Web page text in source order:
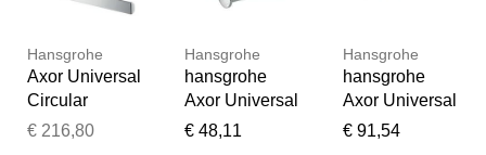
Hansgrohe
Axor Universal
Circular
Universal
€ 216,80
Hansgrohe
hansgrohe
Axor Universal
Circular
€ 48,11
Hansgrohe
hansgrohe
Axor Universal
Circular
€ 91,54